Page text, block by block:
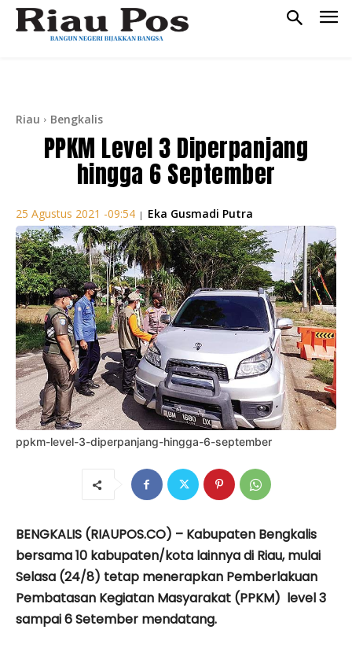
Riau Bengkalis
PPKM Level 3 Diperpanjang
hingga 6 September
25 Agustus 2021 -09:54 | Eka Gusmadi Putra
ppkm-level-3-diperpanjang-hingga-6-september
BENGKALIS (RIAUPOS.CO) – Kabupaten Bengkalis
bersama 10 kabupaten/kota lainnya di Riau, mulai
Selasa (24/8) tetap menerapkan Pemberlakuan
Pembatasan Kegiatan Masyarakat (PPKM) level 3
sampai 6 Setember mendatang.